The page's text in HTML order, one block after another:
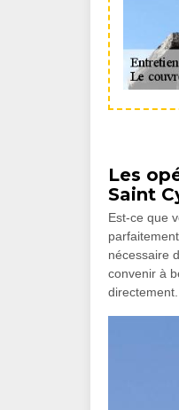
Les
Saint
Est-ce que
nécessaire
convenir à